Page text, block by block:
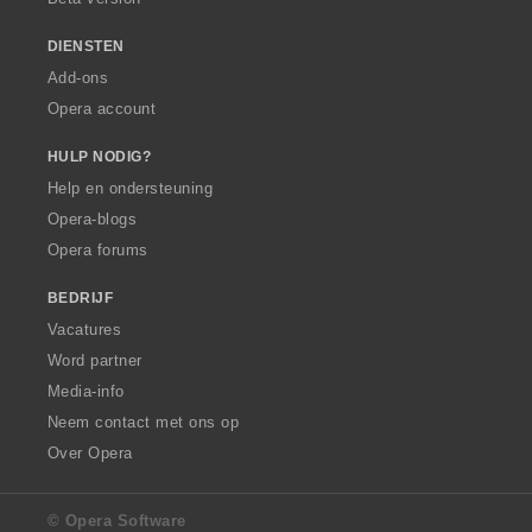
DIENSTEN
Add-ons
Opera account
HULP NODIG?
Help en ondersteuning
Opera-blogs
Opera forums
BEDRIJF
Vacatures
Word partner
Media-info
Neem contact met ons op
Over Opera
© Opera Software